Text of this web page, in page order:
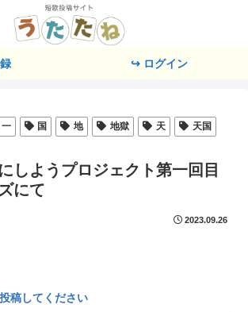
↪ ログイン
一 国 地 地獄 天 天国
しようプロジェクト第一回目
にて
2023.09.26
稿してください